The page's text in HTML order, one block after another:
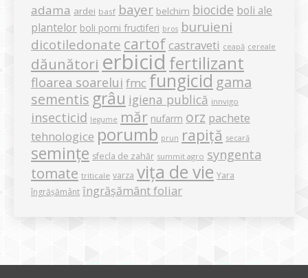
adama ardei basf bayer belchim biocide boli ale
plantelor boli pomi fructiferi bros buruieni
dicotiledonate cartof castraveti ceapă cereale
dăunători erbicid fertilizant
floarea soarelui fmc fungicid gama
sementis grâu igiena publică innvigo
insecticid legume măr nufarm orz pachete
tehnologice porumb prun rapiță secară
semințe sfecla de zahăr summit agro syngenta
tomate triticale varza vița de vie Yara
îngrășământ îngrășământ foliar